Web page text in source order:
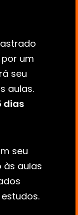
um
seu
dias
seu
às aulas